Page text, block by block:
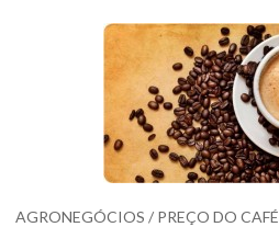
AGRONEGÓCIOS / PREÇO DO CAFÉ